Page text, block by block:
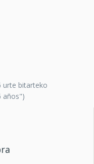
urte bitarteko
años")